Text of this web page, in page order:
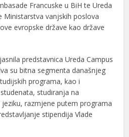
Francuske u BiH te Ureda
Ministarstva vanjskih poslova
evropske države kao države
predstavnica Ureda Campus
su bitna segmenta današnjeg
programa, kao i
studiranja na
razmjene putem programa
stipendija Vlade